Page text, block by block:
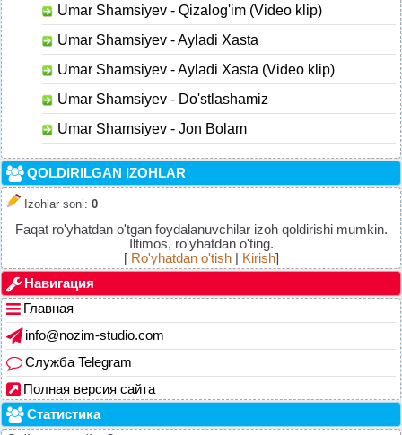
Umar Shamsiyev - Qizalog'im (Video klip)
Umar Shamsiyev - Ayladi Xasta
Umar Shamsiyev - Ayladi Xasta (Video klip)
Umar Shamsiyev - Do'stlashamiz
Umar Shamsiyev - Jon Bolam
QOLDIRILGAN IZOHLAR
Izohlar soni: 0
Faqat ro'yhatdan o'tgan foydalanuvchilar izoh qoldirishi mumkin.
Iltimos, ro'yhatdan o'ting.
[ Ro'yhatdan o'tish| Kirish]
Навигация
Главная
info@nozim-studio.com
Служба Telegram
Полная версия сайта
Статистика